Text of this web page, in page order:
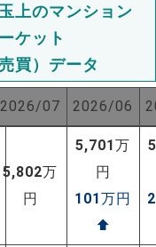
上のマンション
ケット
売買）データ
2026/07 2026/06
5,802万
円
5,701万
円
101万円
⬆